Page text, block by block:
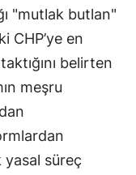
"mutlak butlan"
CHP’ye en
belirten
meşru
yasal süreç